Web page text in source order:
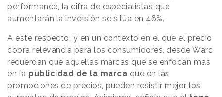
performance, la cifra de especialistas que
aumentarán la inversión se sitúa en 46%.
A este respecto, y en un contexto en el que el precio
cobra relevancia para los consumidores, desde Warc
recuerdan que aquellas marcas que se enfocan más
en la publicidad de la marca que en las
promociones de precios, pueden resistir mejor los